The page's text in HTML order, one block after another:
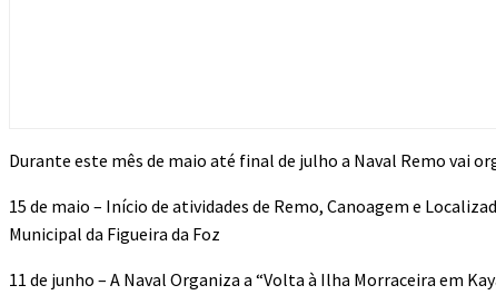
Durante este mês de maio até final de julho a Naval Remo vai
15 de maio – Início de atividades de Remo, Canoagem e
Municipal da Figueira da Foz
11 de junho – A Naval Organiza a “Volta à Ilha Morraceira em